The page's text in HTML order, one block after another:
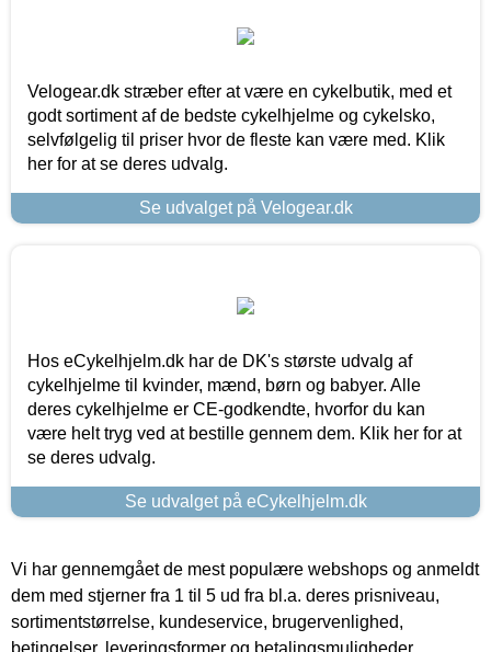
Velogear.dk stræber efter at være en cykelbutik, med et
godt sortiment af de bedste cykelhjelme og cykelsko,
selvfølgelig til priser hvor de fleste kan være med. Klik
her for at se deres udvalg.
Se udvalget på Velogear.dk
Hos eCykelhjelm.dk har de DK's største udvalg af
cykelhjelme til kvinder, mænd, børn og babyer. Alle
deres cykelhjelme er CE-godkendte, hvorfor du kan
være helt tryg ved at bestille gennem dem. Klik her for at
se deres udvalg.
Se udvalget på eCykelhjelm.dk
Vi har gennemgået de mest populære webshops og anmeldt
dem med stjerner fra 1 til 5 ud fra bl.a. deres prisniveau,
sortimentstørrelse, kundeservice, brugervenlighed,